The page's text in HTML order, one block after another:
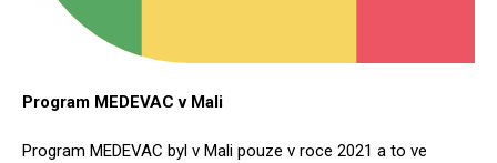
Program MEDEVAC v Mali
Program MEDEVAC byl v Mali pouze v roce 2021 a to ve